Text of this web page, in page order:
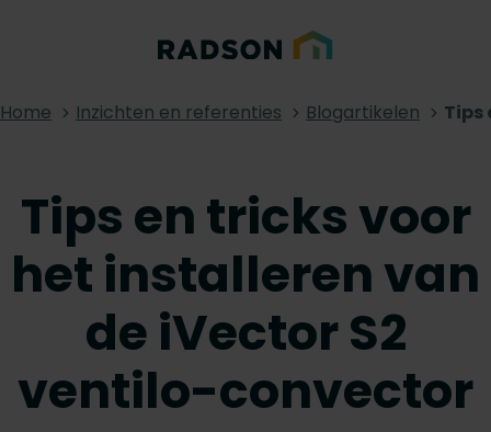
Home Inzichten en referenties Blogartikelen Tips
Tips en tricks voor
het installeren van
de iVector S2
ventilo-convector